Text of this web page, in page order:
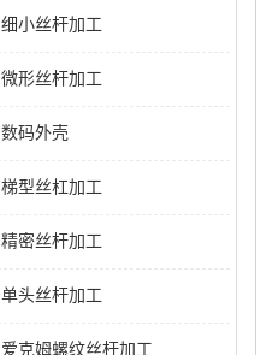
细小丝杆加工
微形丝杆加工
数码外壳
梯型丝杠加工
精密丝杆加工
单头丝杆加工
爱克姆螺纹丝杆加工